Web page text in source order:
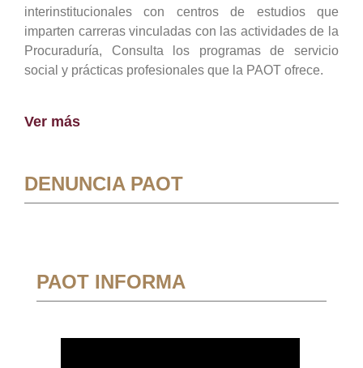
interinstitucionales con centros de estudios que
imparten carreras vinculadas con las actividades de la
Procuraduría, Consulta los programas de servicio
social y prácticas profesionales que la PAOT ofrece.
Ver más
DENUNCIA PAOT
PAOT INFORMA